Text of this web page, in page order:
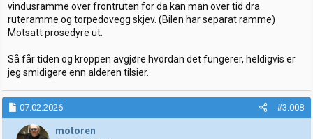
vindusramme over frontruten for da kan man over tid dra
ruteramme og torpedovegg skjev. (Bilen har separat ramme)
Motsatt prosedyre ut.
Så får tiden og kroppen avgjøre hvordan det fungerer, heldigvis er
jeg smidigere enn alderen tilsier.
07.02.2026 #3.008
motoren